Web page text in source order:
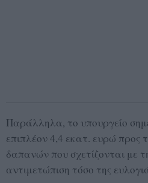
Παράλληλα, το υπουργείο
επιπλέον 4,4 εκατ. ευρώ προς
δαπανών που σχετίζονται με
αντιμετώπιση τόσο της